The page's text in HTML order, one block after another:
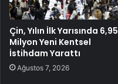
Çin, Yılın İlk Yarısında 6,95
Milyon Yeni Kentsel
İstihdam Yarattı
Ağustos 7, 2026